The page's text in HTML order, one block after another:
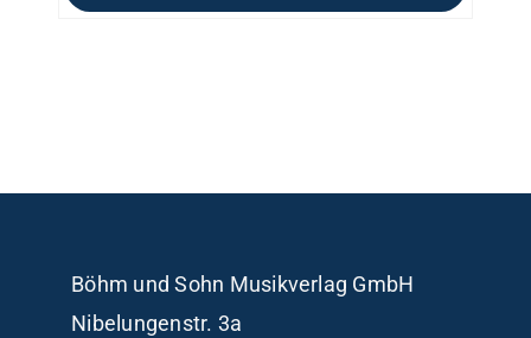
Böhm und Sohn Musikverlag GmbH
Nibelungenstr. 3a